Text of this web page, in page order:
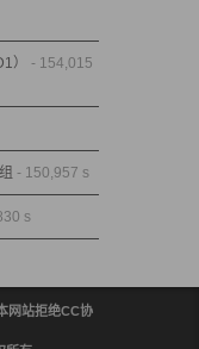
）
- 154,015
- 150,957 s
s
网站拒绝CC协